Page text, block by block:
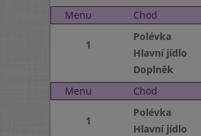
Menu
Chod
1
Polévka
Hlavní jídlo
Doplněk
Menu
Chod
1
Polévka
Hlavní jídlo